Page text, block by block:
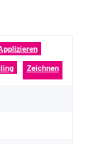
Zeichnen